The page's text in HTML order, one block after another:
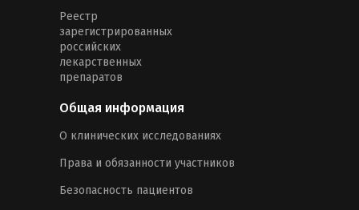
Реестр
зарегистрированных
российских
лекарственных
препаратов
Общая информация
О клинических исследованиях
Права и обязанности участников
Безопасность пациентов